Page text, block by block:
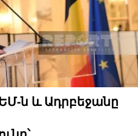
ն և Ադրբեջանը